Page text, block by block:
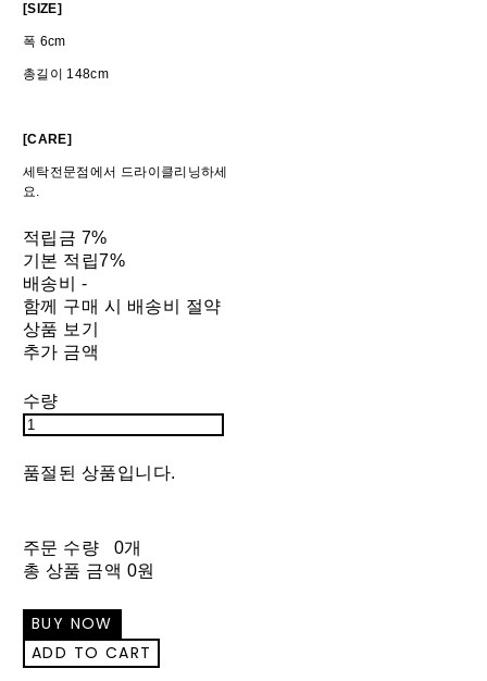
[SIZE]
폭 6cm
총길이 148cm
[CARE]
세탁전문점에서 드라이클리닝하세
요.
적립금 7%
기본 적립7%
배송비 -
함께 구매 시 배송비 절약
상품 보기
추가 금액
수량
품절된 상품입니다.
주문 수량
0개
총 상품 금액 0원